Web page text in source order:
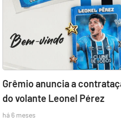
Grêmio anuncia a
do volante Leonel Pérez
há 6 meses